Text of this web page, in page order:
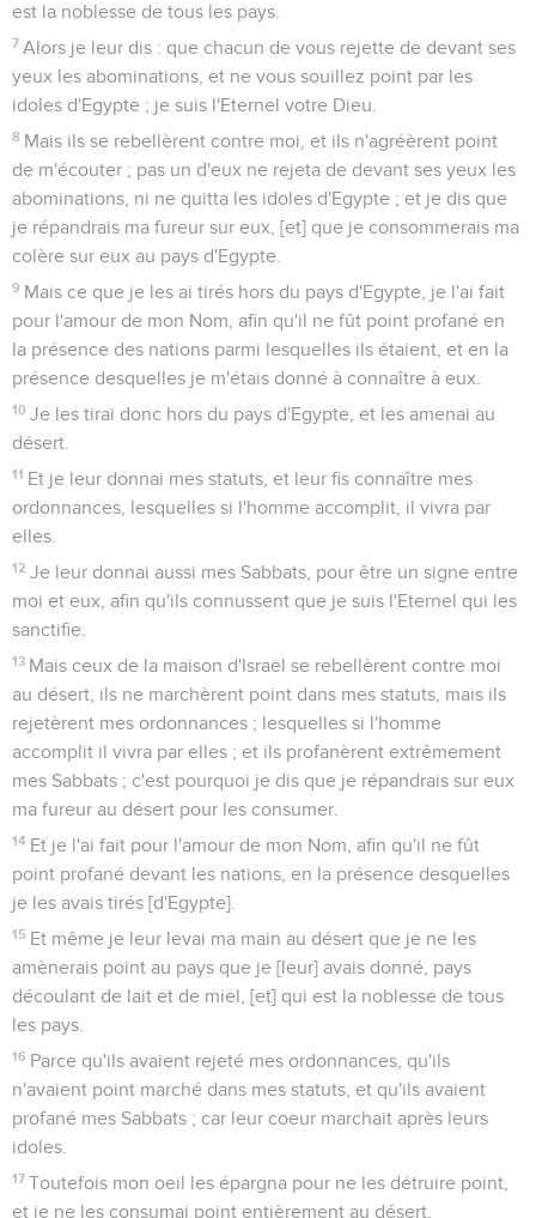
est la noblesse de tous les pays.
7 Alors je leur dis : que chacun de vous rejette de devant ses
yeux les abominations, et ne vous souillez point par les
idoles d'Egypte ; je suis l'Eternel votre Dieu.
8 Mais ils se rebellèrent contre moi, et ils n'agréèrent point
de m'écouter ; pas un d'eux ne rejeta de devant ses yeux les
abominations, ni ne quitta les idoles d'Egypte ; et je dis que
je répandrais ma fureur sur eux, [et] que je consommerais ma
colère sur eux au pays d'Egypte.
9 Mais ce que je les ai tirés hors du pays d'Egypte, je l'ai fait
pour l'amour de mon Nom, afin qu'il ne fût point profané en
la présence des nations parmi lesquelles ils étaient, et en la
présence desquelles je m'étais donné à connaître à eux.
10 Je les tirai donc hors du pays d'Egypte, et les amenai au
désert.
11 Et je leur donnai mes statuts, et leur fis connaître mes
ordonnances, lesquelles si l'homme accomplit, il vivra par
elles.
12 Je leur donnai aussi mes Sabbats, pour être un signe entre
moi et eux, afin qu'ils connussent que je suis l'Eternel qui les
sanctifie.
13 Mais ceux de la maison d'Israël se rebellèrent contre moi
au désert, ils ne marchèrent point dans mes statuts, mais ils
rejetèrent mes ordonnances ; lesquelles si l'homme
accomplit il vivra par elles ; et ils profanèrent extrêmement
mes Sabbats ; c'est pourquoi je dis que je répandrais sur eux
ma fureur au désert pour les consumer.
14 Et je l'ai fait pour l'amour de mon Nom, afin qu'il ne fût
point profané devant les nations, en la présence desquelles
je les avais tirés [d'Egypte].
15 Et même je leur levai ma main au désert que je ne les
amènerais point au pays que je [leur] avais donné, pays
découlant de lait et de miel, [et] qui est la noblesse de tous
les pays.
16 Parce qu'ils avaient rejeté mes ordonnances, qu'ils
n'avaient point marché dans mes statuts, et qu'ils avaient
profané mes Sabbats ; car leur coeur marchait après leurs
idoles.
17 Toutefois mon oeil les épargna pour ne les détruire point,
et je ne les consumai point entièrement au désert.